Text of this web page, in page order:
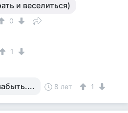
и веселиться)
0
1
8 лет 1